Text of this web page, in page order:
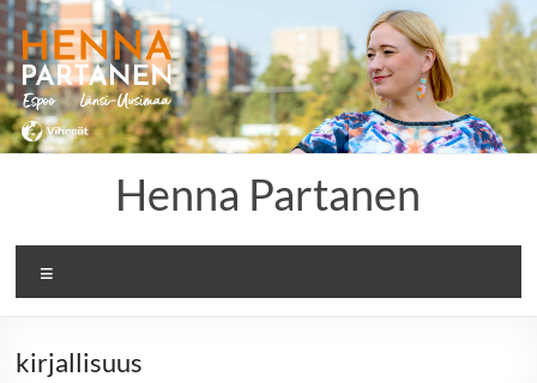
Skip
to
content
Henna Partanen
kirjallisuus